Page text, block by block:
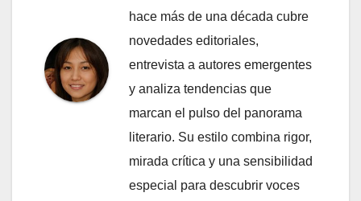
hace más de una década cubre
novedades editoriales,
entrevista a autores emergentes
y analiza tendencias que
marcan el pulso del panorama
literario. Su estilo combina rigor,
mirada crítica y una sensibilidad
especial para descubrir voces